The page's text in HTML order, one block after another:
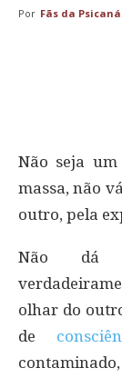
Por Fãs da
Não seja
massa, não
outro, pela
Não dá
olhar do
de